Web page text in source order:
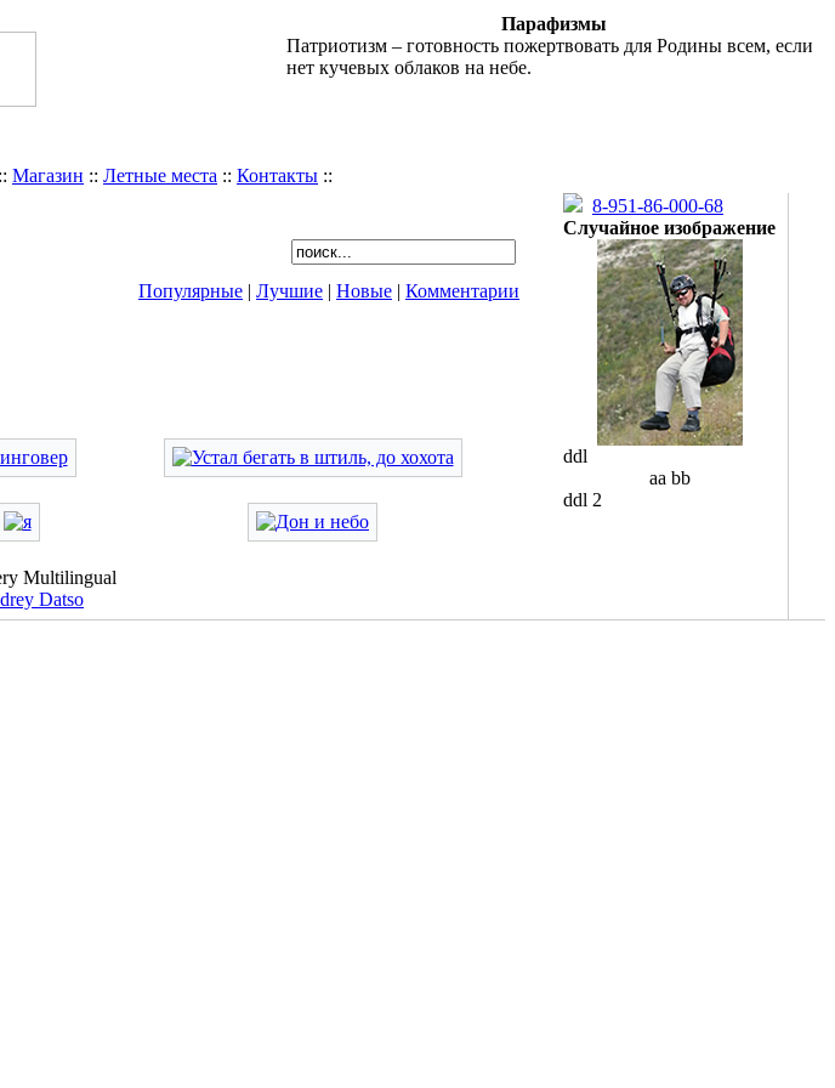
Парафизмы
Патриотизм – готовность пожертвовать для Родины всем, если
нет кучевых облаков на небе.
:: Магазин :: Летные места :: Контакты ::
Популярные | Лучшие | Новые | Комментарии
Multilingual
Datso
8-951-86-000-68
Случайное изображение
ddl
aa bb
ddl 2